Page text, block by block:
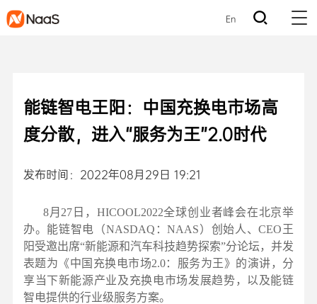
En
能链智电王阳：中国充换电市场高
度分散，进入“服务为王”2.0时代
发布时间：2022年08月29日 19:21
8月27日，HICOOL2022全球创业者峰会在北京举
办。能链智电（NASDAQ：NAAS）创始人、CEO王
阳受邀出席“新能源和汽车科技趋势探索”分论坛，并发
表题为《中国充换电市场2.0：服务为王》的演讲，分
享当下新能源产业及充换电市场发展趋势，以及能链
智电提供的行业级服务方案。